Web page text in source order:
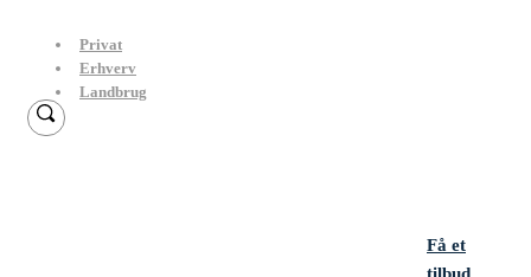
Privat
Erhverv
Landbrug
Få et